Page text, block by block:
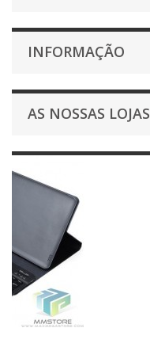
INFORMAÇÃO
AS NOSSAS LOJAS